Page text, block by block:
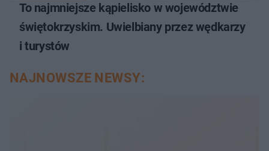
To najmniejsze kąpielisko w województwie
świętokrzyskim. Uwielbiany przez wędkarzy
i turystów
NAJNOWSZE NEWSY: